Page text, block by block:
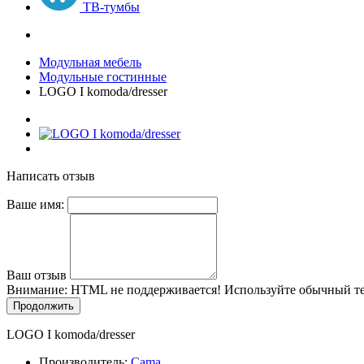
ТВ-тумбы
Модульная мебель
Модульные гостинные
LOGO I komoda/dresser
Написать отзыв
Ваше имя:
Ваш отзыв
Внимание: HTML не поддерживается! Используйте обычный
Продолжить
LOGO I komoda/dresser